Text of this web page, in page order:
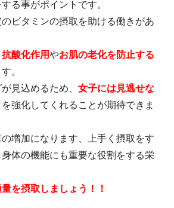
る事がポイントです。
ビタミンの摂取を助ける働きがあ
抗酸化作用やお肌の老化を防止する
。
見込めるため、 女子には見逃せな
を強化してくれることが期待できま
増加になります、上手く摂取をす
体の機能にも重要な役割をする栄
を摂取しましょう！！